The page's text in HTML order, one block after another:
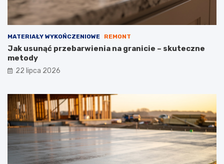
MATERIAŁY WYKOŃCZENIOWE REMONT
Jak usunąć przebarwienia na granicie – skuteczne
metody
22 lipca 2026